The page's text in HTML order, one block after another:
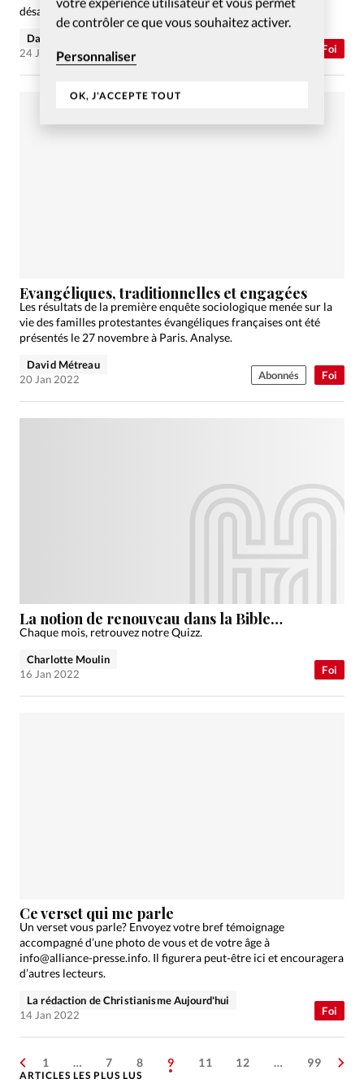
de contrôler ce que vous souhaitez activer.
Personnaliser
OK, J'ACCEPTE TOUT
Foi
désastreuses pour les chrétiens. Analyse.
David Métreau
24 Jan 2022
Foi
Evangéliques, traditionnelles et engagées
Les résultats de la première enquête sociologique menée sur la
vie des familles protestantes évangéliques françaises ont été
présentés le 27 novembre à Paris. Analyse.
David Métreau
20 Jan 2022
Abonnés
Foi
La notion de renouveau dans la Bible…
Chaque mois, retrouvez notre Quizz.
Charlotte Moulin
16 Jan 2022
Foi
Ce verset qui me parle
Un verset vous parle? Envoyez votre bref témoignage
accompagné d’une photo de vous et de votre âge à
info@alliance-presse.info. Il figurera peut-être ici et encouragera
d’autres lecteurs.
La rédaction de Christianisme Aujourd'hui
14 Jan 2022
1 … 7 8 9 11 12 … 99
ARTICLES LES PLUS LUS